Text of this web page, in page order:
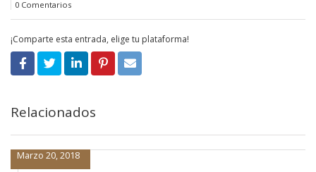
0 Comentarios
¡Comparte esta entrada, elige tu plataforma!
Relacionados
Marzo 20, 2018